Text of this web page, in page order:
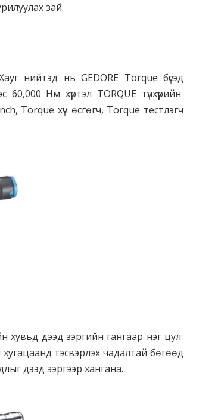
зай.
нийтэд нь GEDORE Torque бүсэд
Нм хүртэл TORQUE түлхүүрийн
Torque хүч өсгөгч, Torque тестлэгч
хувьд дээд зэргийн гангаар нэг цул
тэсвэрлэх чадалтай бөгөөд
дээд зэргээр хангана.